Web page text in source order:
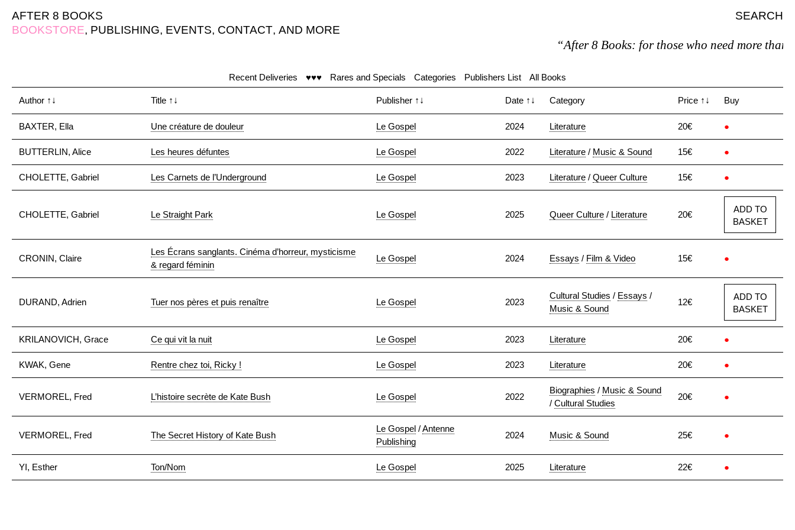
AFTER 8 BOOKS
SEARCH
BOOKSTORE, PUBLISHING, EVENTS, CONTACT, AND MORE
“After 8 Books: for those who need more than
Recent Deliveries ♥♥♥ Rares and Specials Categories Publishers List All Books
Author ↑↓ Title ↑↓ Publisher ↑↓ Date ↑↓ Category Price ↑↓ Buy
BAXTER, Ella Une créature de douleur Le Gospel 2024 Literature 20€ ●
BUTTERLIN, Alice Les heures défuntes Le Gospel 2022 Literature / Music & Sound 15€ ●
CHOLETTE, Gabriel Les Carnets de l’Underground Le Gospel 2023 Literature / Queer Culture 15€ ●
CHOLETTE, Gabriel Le Straight Park Le Gospel 2025 Queer Culture / Literature 20€
ADD TO
BASKET
CRONIN, Claire
Les Écrans sanglants. Cinéma d’horreur, mysticisme
& regard féminin
Le Gospel 2024 Essays / Film & Video 15€ ●
DURAND, Adrien Tuer nos pères et puis renaître Le Gospel 2023
Cultural Studies / Essays /
Music & Sound
12€
ADD TO
BASKET
KRILANOVICH, Grace Ce qui vit la nuit Le Gospel 2023 Literature 20€ ●
KWAK, Gene Rentre chez toi, Ricky ! Le Gospel 2023 Literature 20€ ●
VERMOREL, Fred L’histoire secrète de Kate Bush Le Gospel 2022
Biographies / Music & Sound
/ Cultural Studies
20€ ●
VERMOREL, Fred The Secret History of Kate Bush
Le Gospel /Antenne
Publishing
2024 Music & Sound 25€ ●
YI, Esther Ton/Nom Le Gospel 2025 Literature 22€ ●